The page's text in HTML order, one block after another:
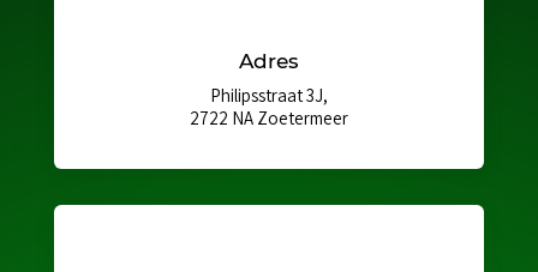
Adres
Philipsstraat 3J,
2722 NA Zoetermeer